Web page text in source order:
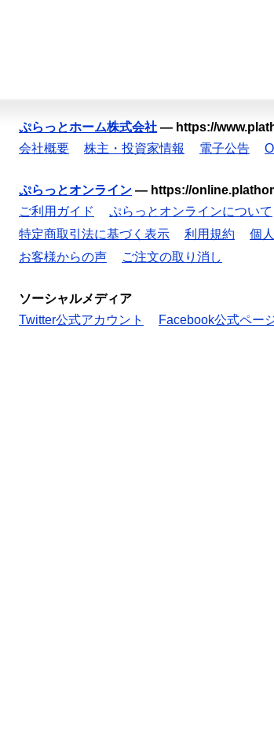
ぷらっとホーム株式会社 — https://
会社概要
株主・投資家情報 電子公告
ぷらっとオンライン — https://
ご利用ガイド
ぷらっとオンラインについて
特定商取引法に基づく表示
利用規約 個
お客様からの声
ご注文の取り消し
ソーシャルメディア
Twitter公式アカウント
Facebook公式ペー